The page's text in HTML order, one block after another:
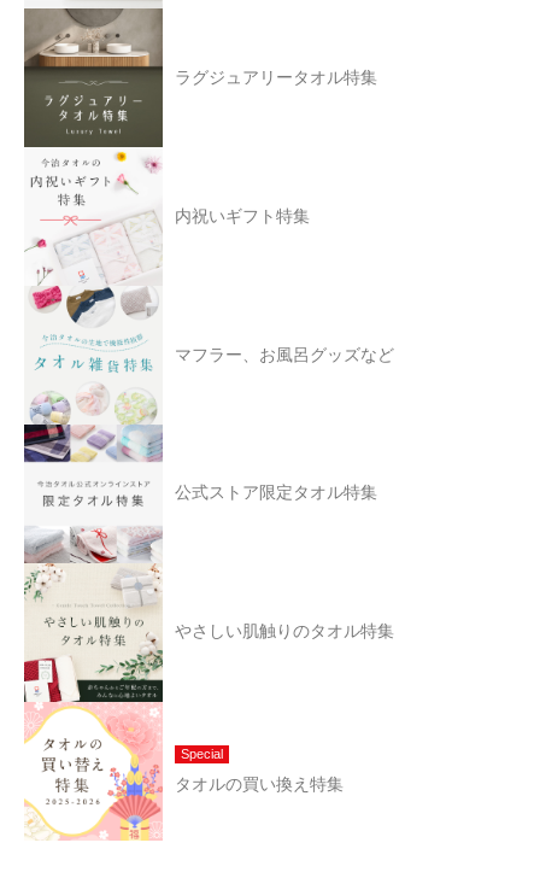
ラグジュアリータオル特集
内祝いギフト特集
マフラー、お風呂グッズなど
公式ストア限定タオル特集
やさしい肌触りのタオル特集
Special
タオルの買い換え特集